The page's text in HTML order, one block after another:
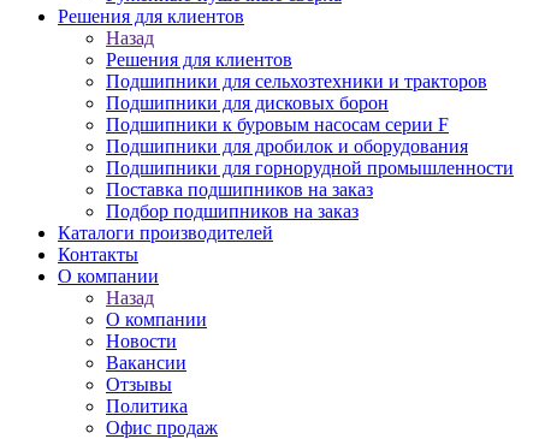
Решения для клиентов
Назад
Решения для клиентов
Подшипники для сельхозтехники и тракторов
Подшипники для дисковых борон
Подшипники к буровым насосам серии F
Подшипники для дробилок и оборудования
Подшипники для горнорудной промышленности
Поставка подшипников на заказ
Подбор подшипников на заказ
Каталоги производителей
Контакты
О компании
Назад
О компании
Новости
Вакансии
Отзывы
Политика
Офис продаж